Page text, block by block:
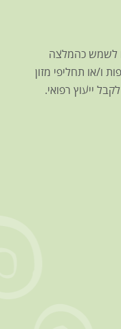
לשמש כהמלצה
ו/או תחליפי מזון
ייעוץ רפואי.